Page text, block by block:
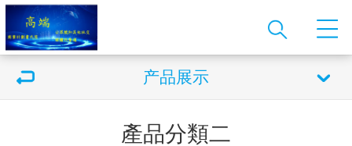
产品展示
產品分類二